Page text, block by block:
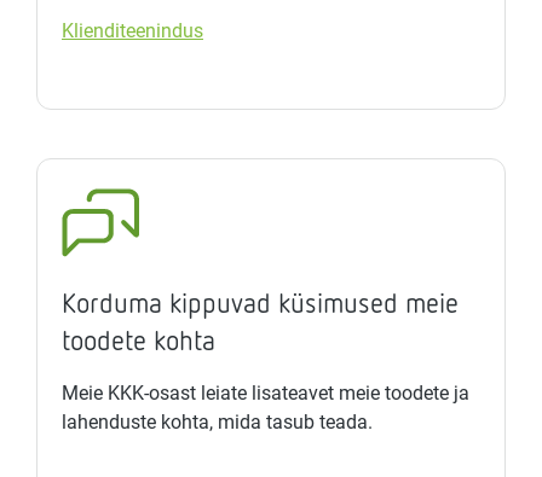
Klienditeenindus
Korduma kippuvad küsimused meie
toodete kohta
Meie KKK-osast leiate lisateavet meie toodete ja
lahenduste kohta, mida tasub teada.